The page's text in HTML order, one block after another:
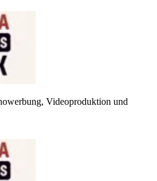
Videoproduktion und